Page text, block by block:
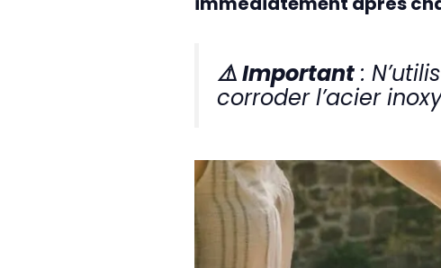
⚠️ Important :
corroder l’acier